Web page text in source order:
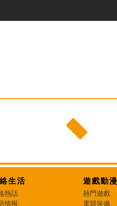
生活
熱話
情報
遊戲動漫
熱門遊戲
電競裝備